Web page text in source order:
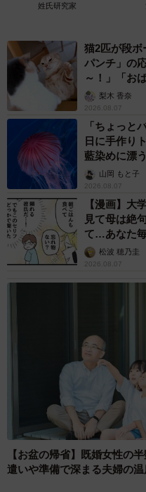
式会社トウキョウジュウ
（@tokyojuho）さんも、
です。”ニセモノコピー品“
りました）でして、アマ
うのも一筋縄ではなかっ
稿。
人命を守るクマスプレー
をどう見分ければいいの
銃器、狩猟・アウトドア
販売をする株式会社トウキ
姓氏研究家
猫2匹が段ボ
パンチ」の
～！」「お
梨木 香奈
2026.08.07
「ちょっと
日に手作り
藍染めに漂
ごい」山岡 もと子
2026.08.07
【漫画】大
見て母は絶
て…あなた
松波 穂乃圭
2026.08.07
【お盆の帰省】既婚女性の
遣いや準備で深まる夫婦の